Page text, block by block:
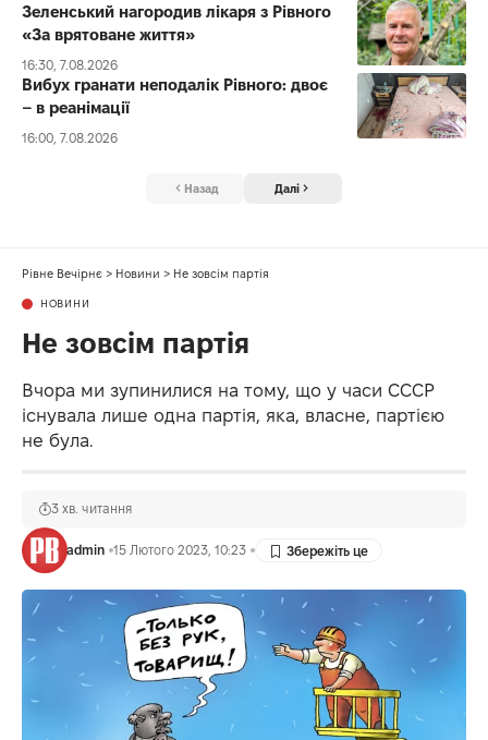
Зеленський нагородив лікаря з Рівного
«За врятоване життя»
16:30, 7.08.2026
Вибух гранати неподалік Рівного: двоє
– в реанімації
16:00, 7.08.2026
Назад Далі
Рівне Вечірнє > Новини > Не зовсім партія
НОВИНИ
Не зовсім партія
Вчора ми зупинилися на тому, що у часи СССР
існувала лише одна партія, яка, власне, партією
не була.
admin 15 Лютого 2023, 10:23
3 хв. читання